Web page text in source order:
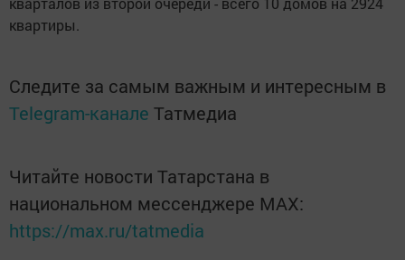
квартиры.
Следите за самым важным и интересным в
Telegram-канале Татмедиа
Читайте новости Татарстана в
национальном мессенджере MАХ:
https://max.ru/tatmedia